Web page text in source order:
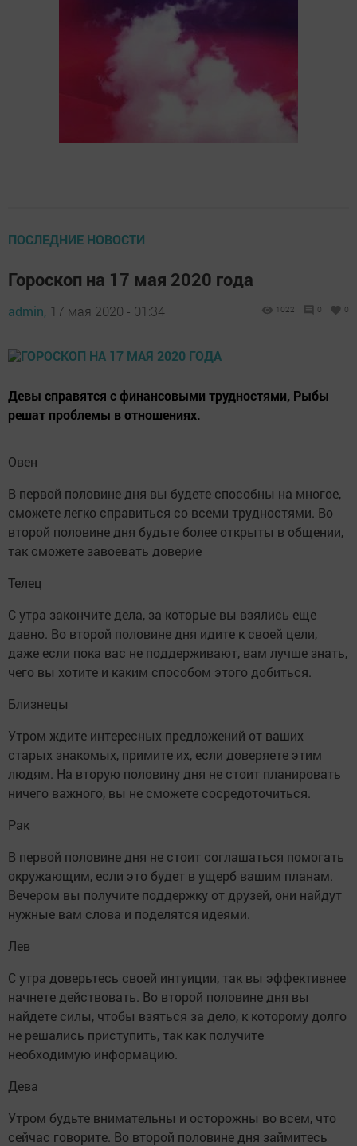
ПОСЛЕДНИЕ НОВОСТИ
Гороскоп на 17 мая 2020 года
admin, 17 мая 2020 - 01:34 1022 0 0
Девы справятся с финансовыми трудностями, Рыбы
решат проблемы в отношениях.
Овен
В первой половине дня вы будете способны на многое,
сможете легко справиться со всеми трудностями. Во
второй половине дня будьте более открыты в общении,
так сможете завоевать доверие
Телец
С утра закончите дела, за которые вы взялись еще
давно. Во второй половине дня идите к своей цели,
даже если пока вас не поддерживают, вам лучше знать,
чего вы хотите и каким способом этого добиться.
Близнецы
Утром ждите интересных предложений от ваших
старых знакомых, примите их, если доверяете этим
людям. На вторую половину дня не стоит планировать
ничего важного, вы не сможете сосредоточиться.
Рак
В первой половине дня не стоит соглашаться помогать
окружающим, если это будет в ущерб вашим планам.
Вечером вы получите поддержку от друзей, они найдут
нужные вам слова и поделятся идеями.
Лев
С утра доверьтесь своей интуиции, так вы эффективнее
начнете действовать. Во второй половине дня вы
найдете силы, чтобы взяться за дело, к которому долго
не решались приступить, так как получите
необходимую информацию.
Дева
Утром будьте внимательны и осторожны во всем, что
сейчас говорите. Во второй половине дня займитесь